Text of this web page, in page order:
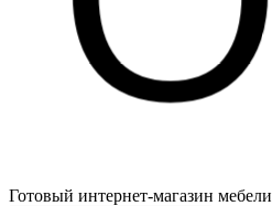
Готовый интернет-магазин мебели